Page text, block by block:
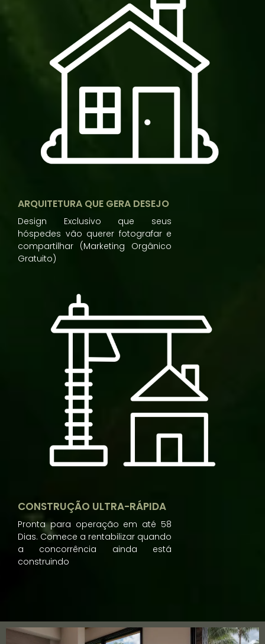
ARQUITETURA QUE GERA DESEJO
Design Exclusivo que seus
hóspedes vão querer fotografar e
compartilhar (Marketing Orgânico
Gratuito)
CONSTRUÇÃO ULTRA-RÁPIDA
Pronta para operação em até 58
Dias. Comece a rentabilizar quando
a concorrência ainda está
construindo